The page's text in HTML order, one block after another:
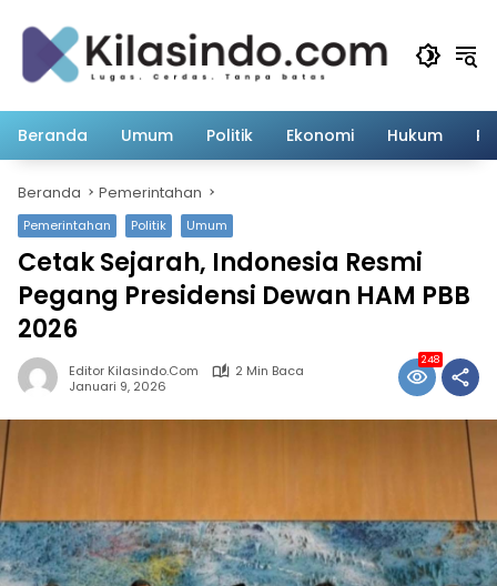
Beranda Umum Politik Ekonomi Hukum
Beranda Pemerintahan
Pemerintahan Politik Umum
Cetak Sejarah, Indonesia Resmi
Pegang Presidensi Dewan HAM PBB
2026
Editor Kilasindo.com
2 Min Baca
Januari 9, 2026
248